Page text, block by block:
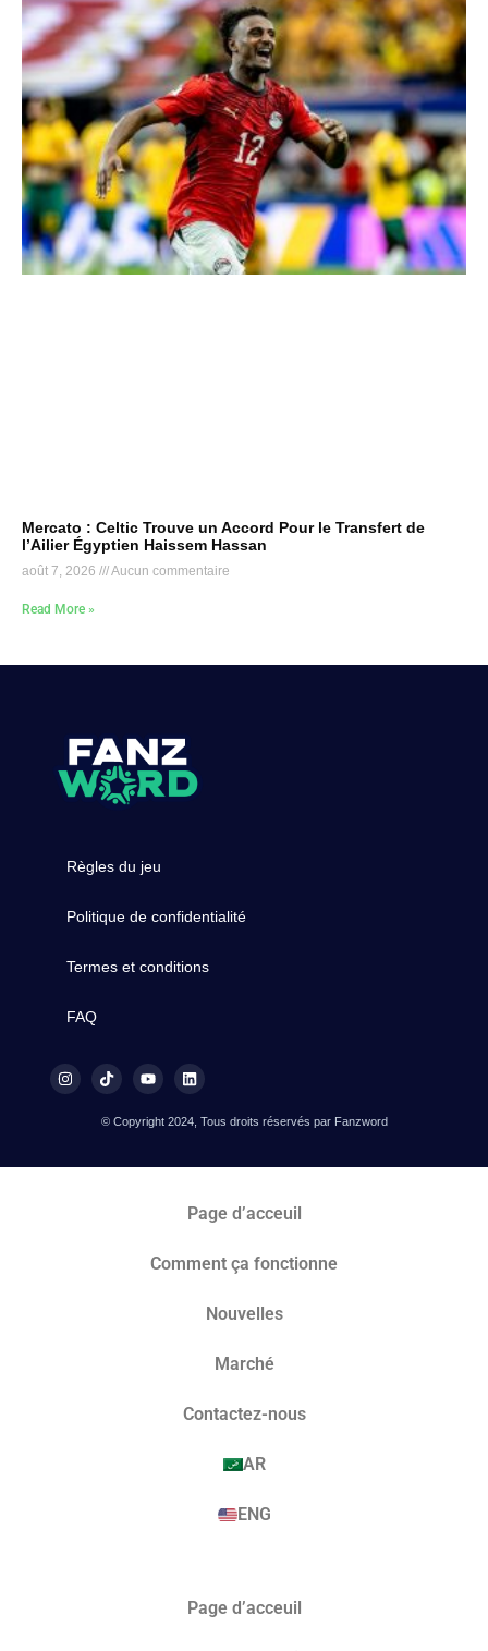
Mercato : Celtic Trouve un Accord Pour le Transfert de
l’Ailier Égyptien Haissem Hassan
août 7, 2026 Aucun commentaire
Read More »
Règles du jeu
Politique de confidentialité
Termes et conditions
FAQ
© Copyright 2024, Tous droits réservés par Fanzword
Page d’acceuil
Comment ça fonctionne
Nouvelles
Marché​
Contactez-nous
AR
ENG
Page d’acceuil